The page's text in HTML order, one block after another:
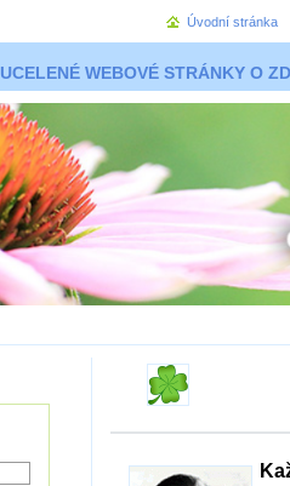
UCELENÉ WEBOVÉ STRÁNKY O
Úvodní stránka